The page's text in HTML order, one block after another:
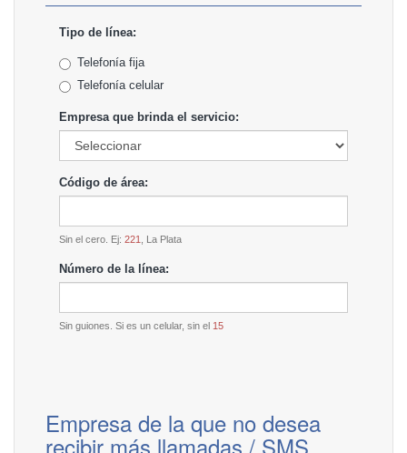
Tipo de línea:
Telefonía fija
Telefonía celular
Empresa que brinda el servicio:
Código de área:
Sin el cero. Ej: 221 , La Plata
Número de la línea:
Sin guiones. Si es un celular, sin el 15
Empresa de la que no desea
recibir más llamadas / SMS